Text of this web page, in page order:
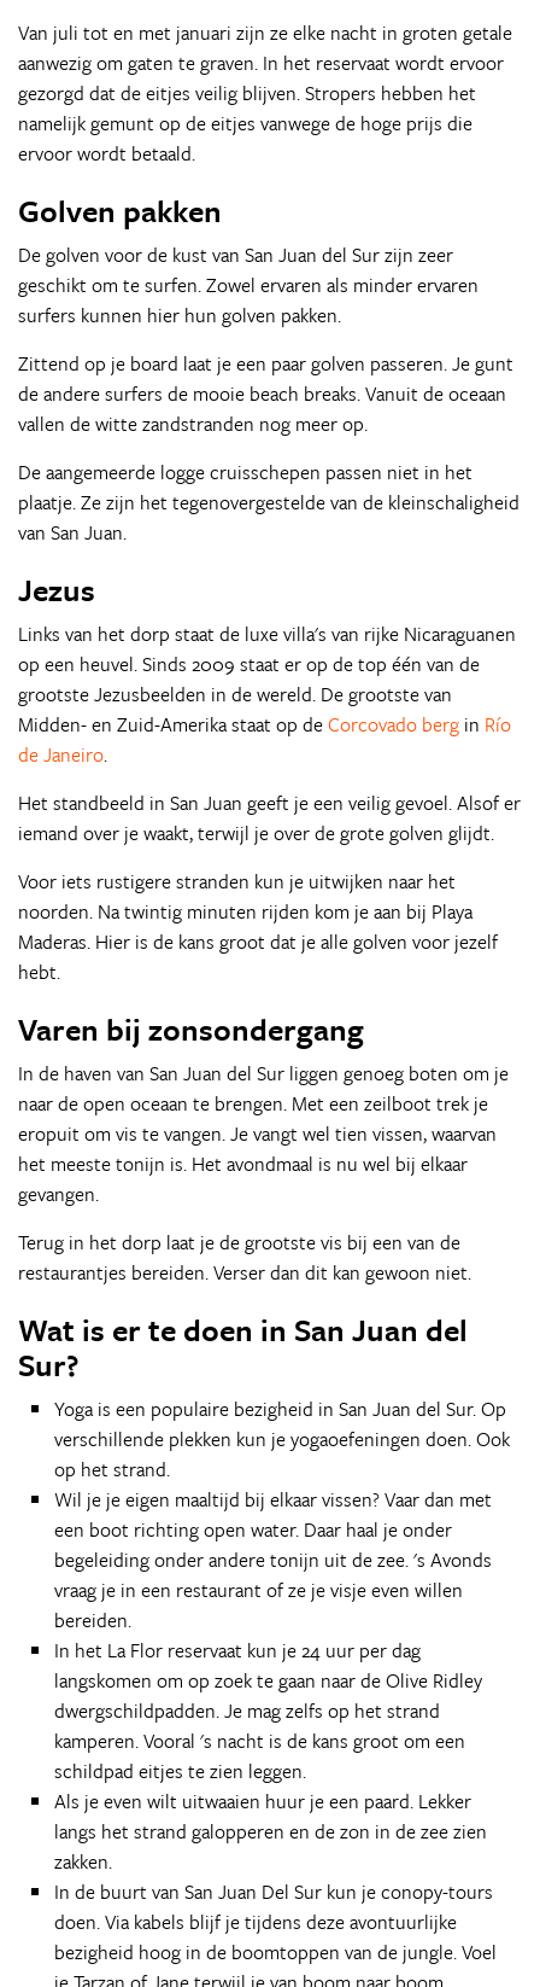
Van juli tot en met januari zijn ze elke nacht in groten getale
aanwezig om gaten te graven. In het reservaat wordt ervoor
gezorgd dat de eitjes veilig blijven. Stropers hebben het
namelijk gemunt op de eitjes vanwege de hoge prijs die
ervoor wordt betaald.
Golven pakken
De golven voor de kust van San Juan del Sur zijn zeer
geschikt om te surfen. Zowel ervaren als minder ervaren
surfers kunnen hier hun golven pakken.
Zittend op je board laat je een paar golven passeren. Je gunt
de andere surfers de mooie beach breaks. Vanuit de oceaan
vallen de witte zandstranden nog meer op.
De aangemeerde logge cruisschepen passen niet in het
plaatje. Ze zijn het tegenovergestelde van de kleinschaligheid
van San Juan.
Jezus
Links van het dorp staat de luxe villa's van rijke Nicaraguanen
op een heuvel. Sinds 2009 staat er op de top één van de
grootste Jezusbeelden in de wereld. De grootste van
Midden- en Zuid-Amerika staat op deCorcovado berg in Río
de Janeiro.
Het standbeeld in San Juan geeft je een veilig gevoel. Alsof er
iemand over je waakt, terwijl je over de grote golven glijdt.
Voor iets rustigere stranden kun je uitwijken naar het
noorden. Na twintig minuten rijden kom je aan bij Playa
Maderas. Hier is de kans groot dat je alle golven voor jezelf
hebt.
Varen bij zonsondergang
In de haven van San Juan del Sur liggen genoeg boten om je
naar de open oceaan te brengen. Met een zeilboot trek je
eropuit om vis te vangen. Je vangt wel tien vissen, waarvan
het meeste tonijn is. Het avondmaal is nu wel bij elkaar
gevangen.
Terug in het dorp laat je de grootste vis bij een van de
restaurantjes bereiden. Verser dan dit kan gewoon niet.
Wat is er te doen in San Juan del
Sur?
Yoga is een populaire bezigheid in San Juan del Sur. Op
verschillende plekken kun je yogaoefeningen doen. Ook
op het strand.
Wil je je eigen maaltijd bij elkaar vissen? Vaar dan met
een boot richting open water. Daar haal je onder
begeleiding onder andere tonijn uit de zee. 's Avonds
vraag je in een restaurant of ze je visje even willen
bereiden.
In het La Flor reservaat kun je 24 uur per dag
langskomen om op zoek te gaan naar de Olive Ridley
dwergschildpadden. Je mag zelfs op het strand
kamperen. Vooral 's nacht is de kans groot om een
schildpad eitjes te zien leggen.
Als je even wilt uitwaaien huur je een paard. Lekker
langs het strand galopperen en de zon in de zee zien
zakken.
In de buurt van San Juan Del Sur kun je conopy-tours
doen. Via kabels blijf je tijdens deze avontuurlijke
bezigheid hoog in de boomtoppen van de jungle. Voel